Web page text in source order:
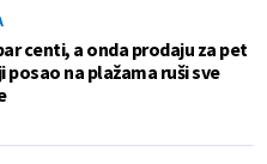
centi, a onda prodaju za pet
posao na plažama ruši sve